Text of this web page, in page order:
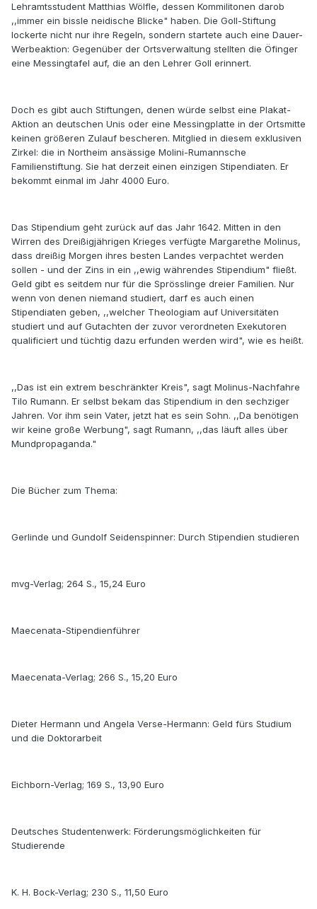
Lehramtsstudent Matthias Wölfle, dessen Kommilitonen darob
,,immer ein bissle neidische Blicke" haben. Die Goll-Stiftung
lockerte nicht nur ihre Regeln, sondern startete auch eine Dauer-
Werbeaktion: Gegenüber der Ortsverwaltung stellten die Öfinger
eine Messingtafel auf, die an den Lehrer Goll erinnert.
Doch es gibt auch Stiftungen, denen würde selbst eine Plakat-
Aktion an deutschen Unis oder eine Messingplatte in der Ortsmitte
keinen größeren Zulauf bescheren. Mitglied in diesem exklusiven
Zirkel: die in Northeim ansässige Molini-Rumannsche
Familienstiftung. Sie hat derzeit einen einzigen Stipendiaten. Er
bekommt einmal im Jahr 4000 Euro.
Das Stipendium geht zurück auf das Jahr 1642. Mitten in den
Wirren des Dreißigjährigen Krieges verfügte Margarethe Molinus,
dass dreißig Morgen ihres besten Landes verpachtet werden
sollen - und der Zins in ein ,,ewig währendes Stipendium" fließt.
Geld gibt es seitdem nur für die Sprösslinge dreier Familien. Nur
wenn von denen niemand studiert, darf es auch einen
Stipendiaten geben, ,,welcher Theologiam auf Universitäten
studiert und auf Gutachten der zuvor verordneten Exekutoren
qualificiert und tüchtig dazu erfunden werden wird", wie es heißt.
,,Das ist ein extrem beschränkter Kreis", sagt Molinus-Nachfahre
Tilo Rumann. Er selbst bekam das Stipendium in den sechziger
Jahren. Vor ihm sein Vater, jetzt hat es sein Sohn. ,,Da benötigen
wir keine große Werbung", sagt Rumann, ,,das läuft alles über
Mundpropaganda."
Die Bücher zum Thema:
Gerlinde und Gundolf Seidenspinner: Durch Stipendien studieren
mvg-Verlag; 264 S., 15,24 Euro
Maecenata-Stipendienführer
Maecenata-Verlag; 266 S., 15,20 Euro
Dieter Hermann und Angela Verse-Hermann: Geld fürs Studium
und die Doktorarbeit
Eichborn-Verlag; 169 S., 13,90 Euro
Deutsches Studentenwerk: Förderungsmöglichkeiten für
Studierende
K. H. Bock-Verlag; 230 S., 11,50 Euro